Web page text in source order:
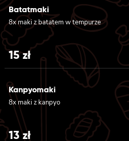
Batatmaki
8x maki z batatem w tempurze
15zł
Kanpyomaki
8x maki z kanpyo
13zł